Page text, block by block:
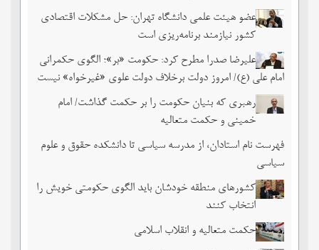
عضو هیئت علمی دانشگاه تهران: حل مشکلات اقتصادی
کشور نیازمند برنامه‌ریزی است
علیرضا صدرا مطرح کرد: حکومت «بر»؛ الگوی حکمرانی
امام علی (ع)/ امروز دولت برخلاف دولت علوی «غیرخواه» نیست
رهبری که بنیان حکومت را بر حکمت گذاشت/ امام
خمینی و حکمت متعالیه
فهرست نام استادان، از مدرسه سیاسی تا دانشکده حقوق و علوم
سیاسی
کشورهای منطقه خودشان باید الگوی حکومتی خویش را
انتخاب کنند
حکمت متعالیه و انقلاب اسلامی